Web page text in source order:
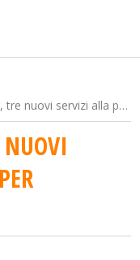
servizi alla polizza per professionisti